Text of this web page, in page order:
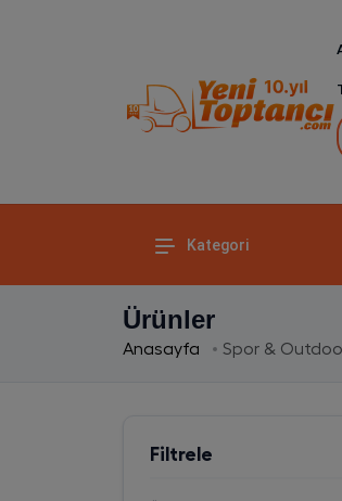
Kategori
Ürünler
Anasayfa Spor &
Filtrele